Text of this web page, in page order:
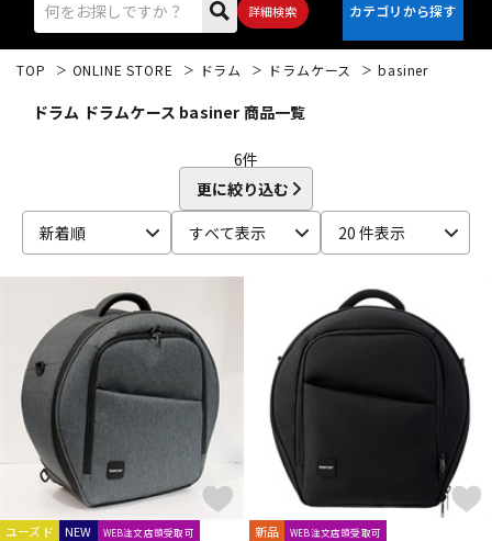
詳細検索
ベース
ドラム
管楽器 その他楽器
TOP ONLINE STORE ドラム ドラムケース basiner
ドラム ドラムケース basiner 商品一覧
6件
更に絞り込む
新着順
すべて表示 20 件表示
ユーズド NEW WEB注文店頭受取可 新品 WEB注文店頭受取可